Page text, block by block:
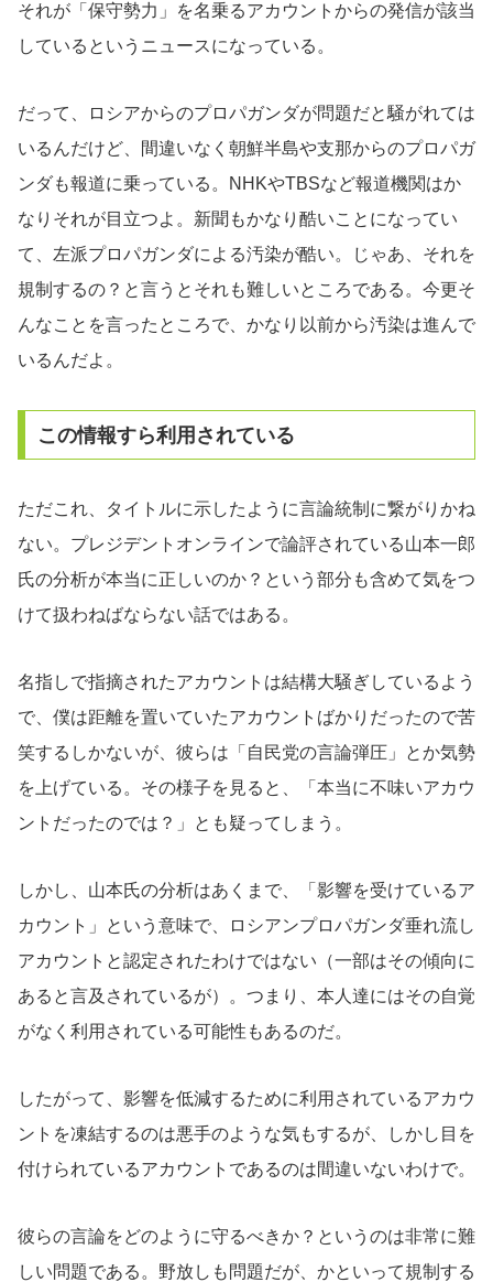
それが「保守勢力」を名乗るアカウントからの発信が該当
しているというニュースになっている。
だって、ロシアからのプロパガンダが問題だと騒がれては
いるんだけど、間違いなく朝鮮半島や支那からのプロパガ
ンダも報道に乗っている。NHKやTBSなど報道機関はか
なりそれが目立つよ。新聞もかなり酷いことになってい
て、左派プロパガンダによる汚染が酷い。じゃあ、それを
規制するの？と言うとそれも難しいところである。今更そ
んなことを言ったところで、かなり以前から汚染は進んで
いるんだよ。
この情報すら利用されている
ただこれ、タイトルに示したように言論統制に繋がりかね
ない。プレジデントオンラインで論評されている山本一郎
氏の分析が本当に正しいのか？という部分も含めて気をつ
けて扱わねばならない話ではある。
名指しで指摘されたアカウントは結構大騒ぎしているよう
で、僕は距離を置いていたアカウントばかりだったので苦
笑するしかないが、彼らは「自民党の言論弾圧」とか気勢
を上げている。その様子を見ると、「本当に不味いアカウ
ントだったのでは？」とも疑ってしまう。
しかし、山本氏の分析はあくまで、「影響を受けているア
カウント」という意味で、ロシアンプロパガンダ垂れ流し
アカウントと認定されたわけではない（一部はその傾向に
あると言及されているが）。つまり、本人達にはその自覚
がなく利用されている可能性もあるのだ。
したがって、影響を低減するために利用されているアカウ
ントを凍結するのは悪手のような気もするが、しかし目を
付けられているアカウントであるのは間違いないわけで。
彼らの言論をどのように守るべきか？というのは非常に難
しい問題である。野放しも問題だが、かといって規制する